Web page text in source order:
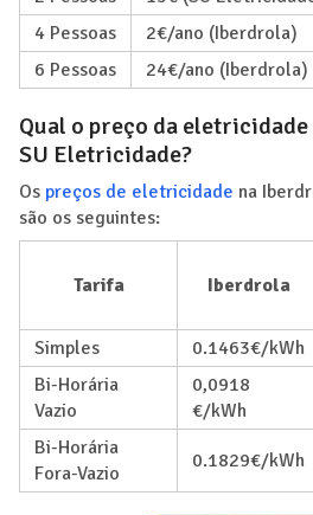
4 Pessoas
2€/ano (Iberdrola)
6 Pessoas
24€/ano (Iberdrola)
Qual o preço da
SU Eletricidade?
Os preços de eletricidade na
são os seguintes:
Tarifa Iberdrola
Simples
0.1463€/kWh
Bi-Horária
Vazio
0,0918
€/kWh
Bi-Horária
Fora-Vazio
0.1829€/kWh